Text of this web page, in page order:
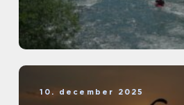
10. december 2025